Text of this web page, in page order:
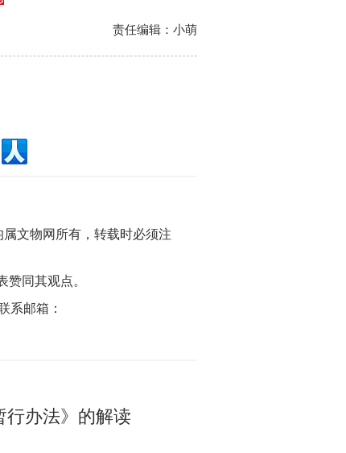
责任编辑：小萌
文物网所有，转载时必须注
同其观点。
系邮箱：
行办法》的解读